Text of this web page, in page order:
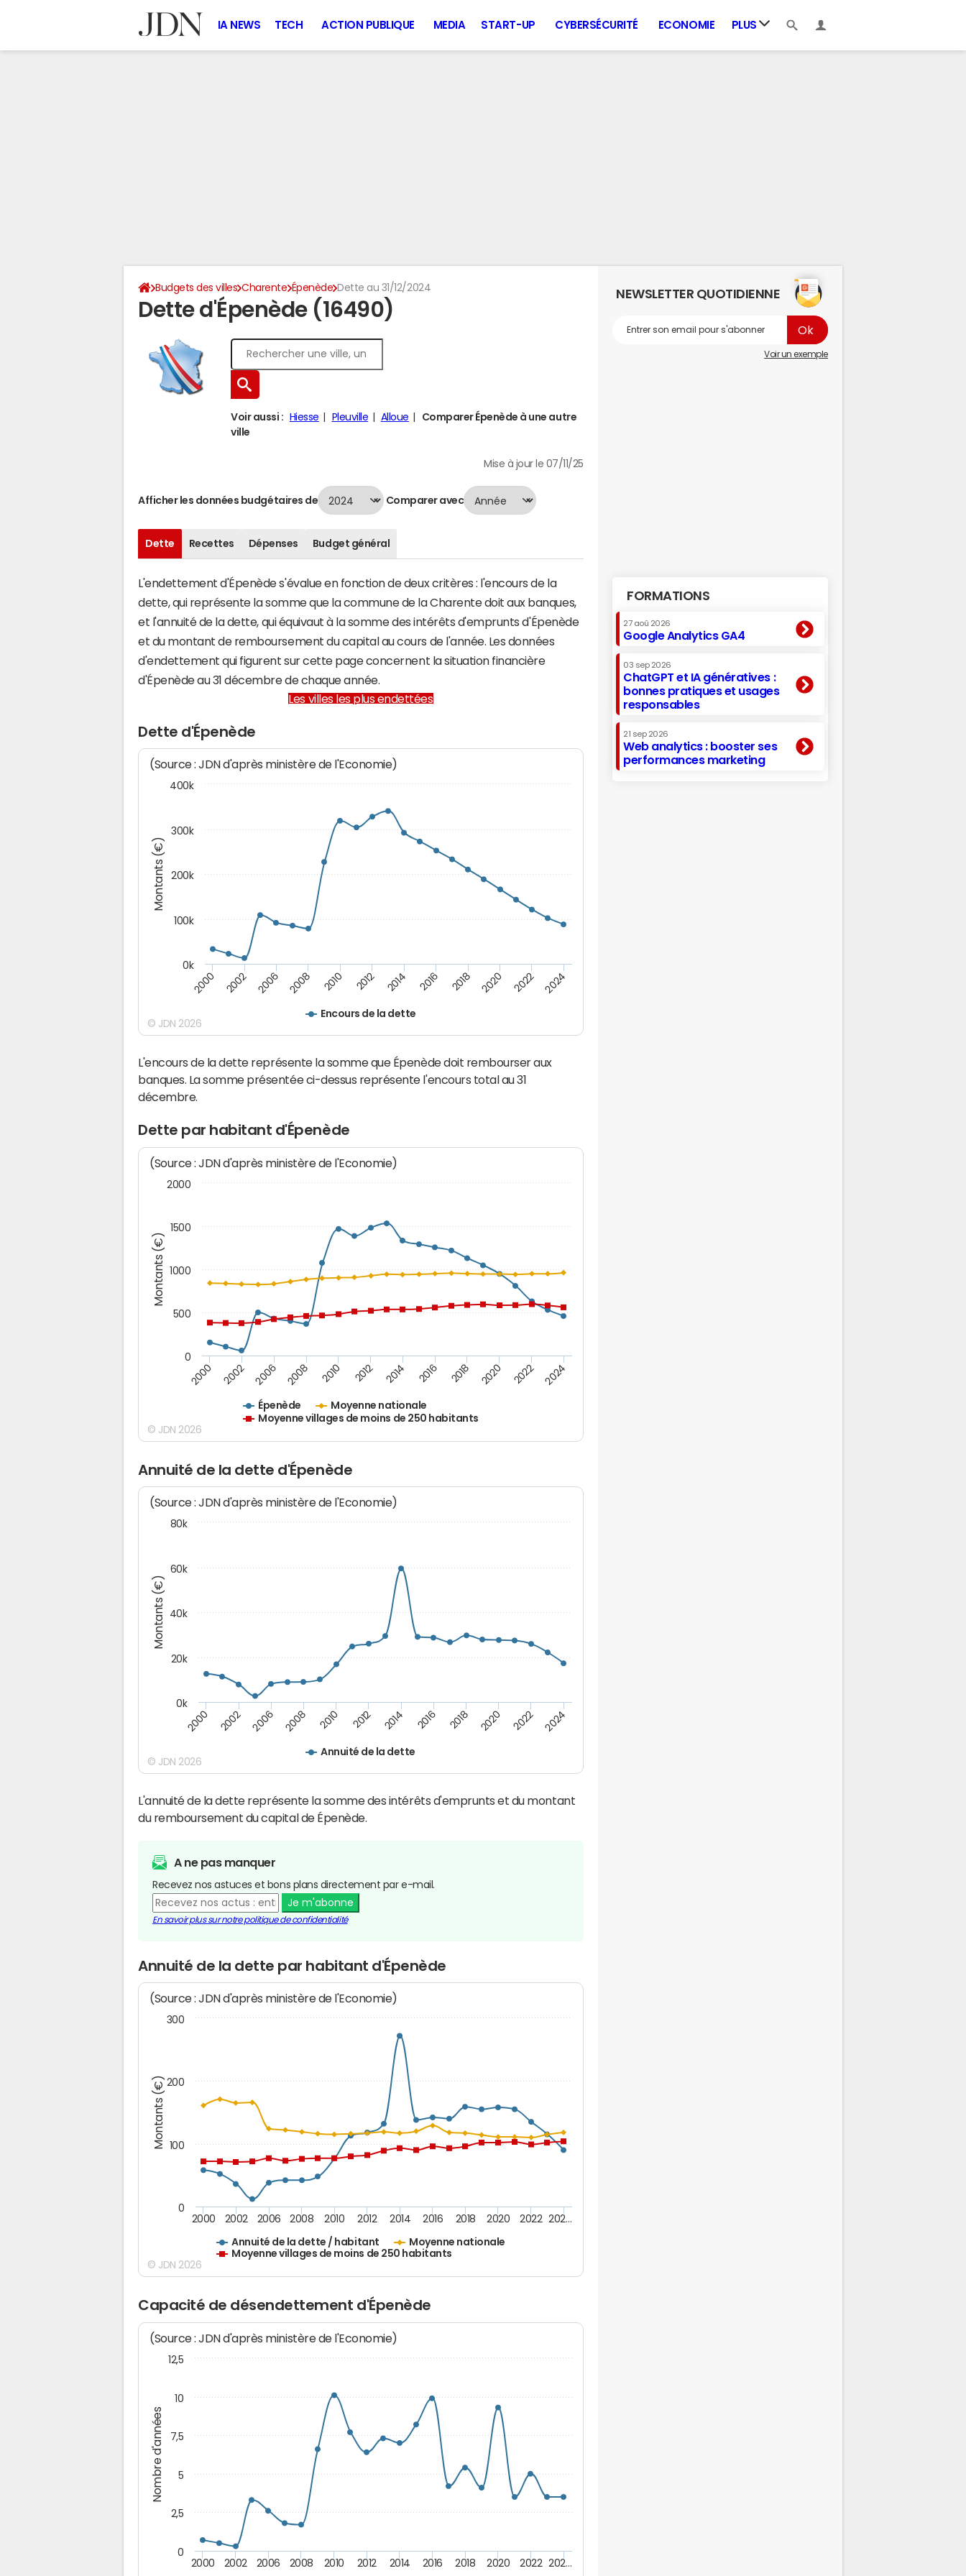
IA NEWS TECH ACTION PUBLIQUE MEDIA START-UP CYBERSÉCURITÉ ECONOMIE PLUS
Budgets des villes Charente Épenède Dette au 31/12/2024
Dette d'Épenède (16490)
Voir aussi : Hiesse Pleuville Alloue
Comparer Épenède à une autre
ville
Mise à jour le 07/11/25
Afficher les données budgétaires de Comparer avec
Dette Recettes Dépenses Budget général
L'endettement d'Épenède s'évalue en fonction de deux critères : l'encours de la
dette, qui représente la somme que la commune de la Charente doit aux banques,
et l'annuité de la dette, qui équivaut à la somme des intérêts d'emprunts d'Épenède
et du montant de remboursement du capital au cours de l'année. Les données
d'endettement qui figurent sur cette page concernent la situation financière
d'Épenède au 31 décembre de chaque année.
Les villes les plus endettées
Dette d'Épenède
Montants (€)
(Source : JDN d'après ministère de l'Economie)
Encours de la dette
2000 2002 2006 2008 2010 2012 2014 2016 2018 2020 2022 2024
0k
100k
200k
300k
400k
© JDN 2026
L'encours de la dette représente la somme que Épenède doit rembourser aux
banques. La somme présentée ci-dessus représente l'encours total au 31
décembre.
Dette par habitant d'Épenède
Montants (€)
(Source : JDN d'après ministère de l'Economie)
Épenède
Moyenne nationale
Moyenne villages de moins de 250 habitants
2000 2002 2006 2008 2010 2012 2014 2016 2018 2020 2022 2024
0
500
1000
1500
2000
© JDN 2026
Annuité de la dette d'Épenède
Montants (€)
(Source : JDN d'après ministère de l'Economie)
Annuité de la dette
2000 2002 2006 2008 2010 2012 2014 2016 2018 2020 2022 2024
0k
20k
40k
60k
80k
© JDN 2026
L'annuité de la dette représente la somme des intérêts d'emprunts et du montant
du remboursement du capital de Épenède.
A ne pas manquer
Recevez nos astuces et bons plans directement par e-mail.
Je m'abonne
En savoir plus sur notre politique de confidentialité
Annuité de la dette par habitant d'Épenède
Montants (€)
(Source : JDN d'après ministère de l'Economie)
Annuité de la dette / habitant
Moyenne nationale
Moyenne villages de moins de 250 habitants
2000 2002 2006 2008 2010 2012 2014 2016 2018 2020 2022 202…
0
100
200
300
© JDN 2026
Capacité de désendettement d'Épenède
Nombre d'années
(Source : JDN d'après ministère de l'Economie)
2000 2002 2006 2008 2010 2012 2014 2016 2018 2020 2022 202…
0
2,5
5
7,5
10
12,5
NEWSLETTER QUOTIDIENNE
Voir un exemple
FORMATIONS
27 aoû 2026
Google Analytics GA4
03 sep 2026
ChatGPT et IA génératives :
bonnes pratiques et usages
responsables
21 sep 2026
Web analytics : booster ses
performances marketing